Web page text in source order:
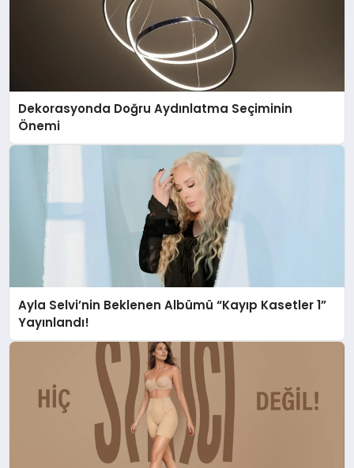
Dekorasyonda Doğru Aydınlatma Seçiminin
Önemi
Ayla Selvi’nin Beklenen Albümü “Kayıp Kasetler 1”
Yayınlandı!